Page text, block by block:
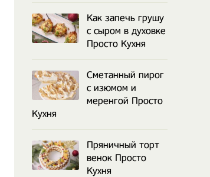
Как запечь грушу
с сыром в духовке
Просто Кухня
Сметанный пирог
с изюмом и
меренгой Просто
Кухня
Пряничный торт
венок Просто
Кухня